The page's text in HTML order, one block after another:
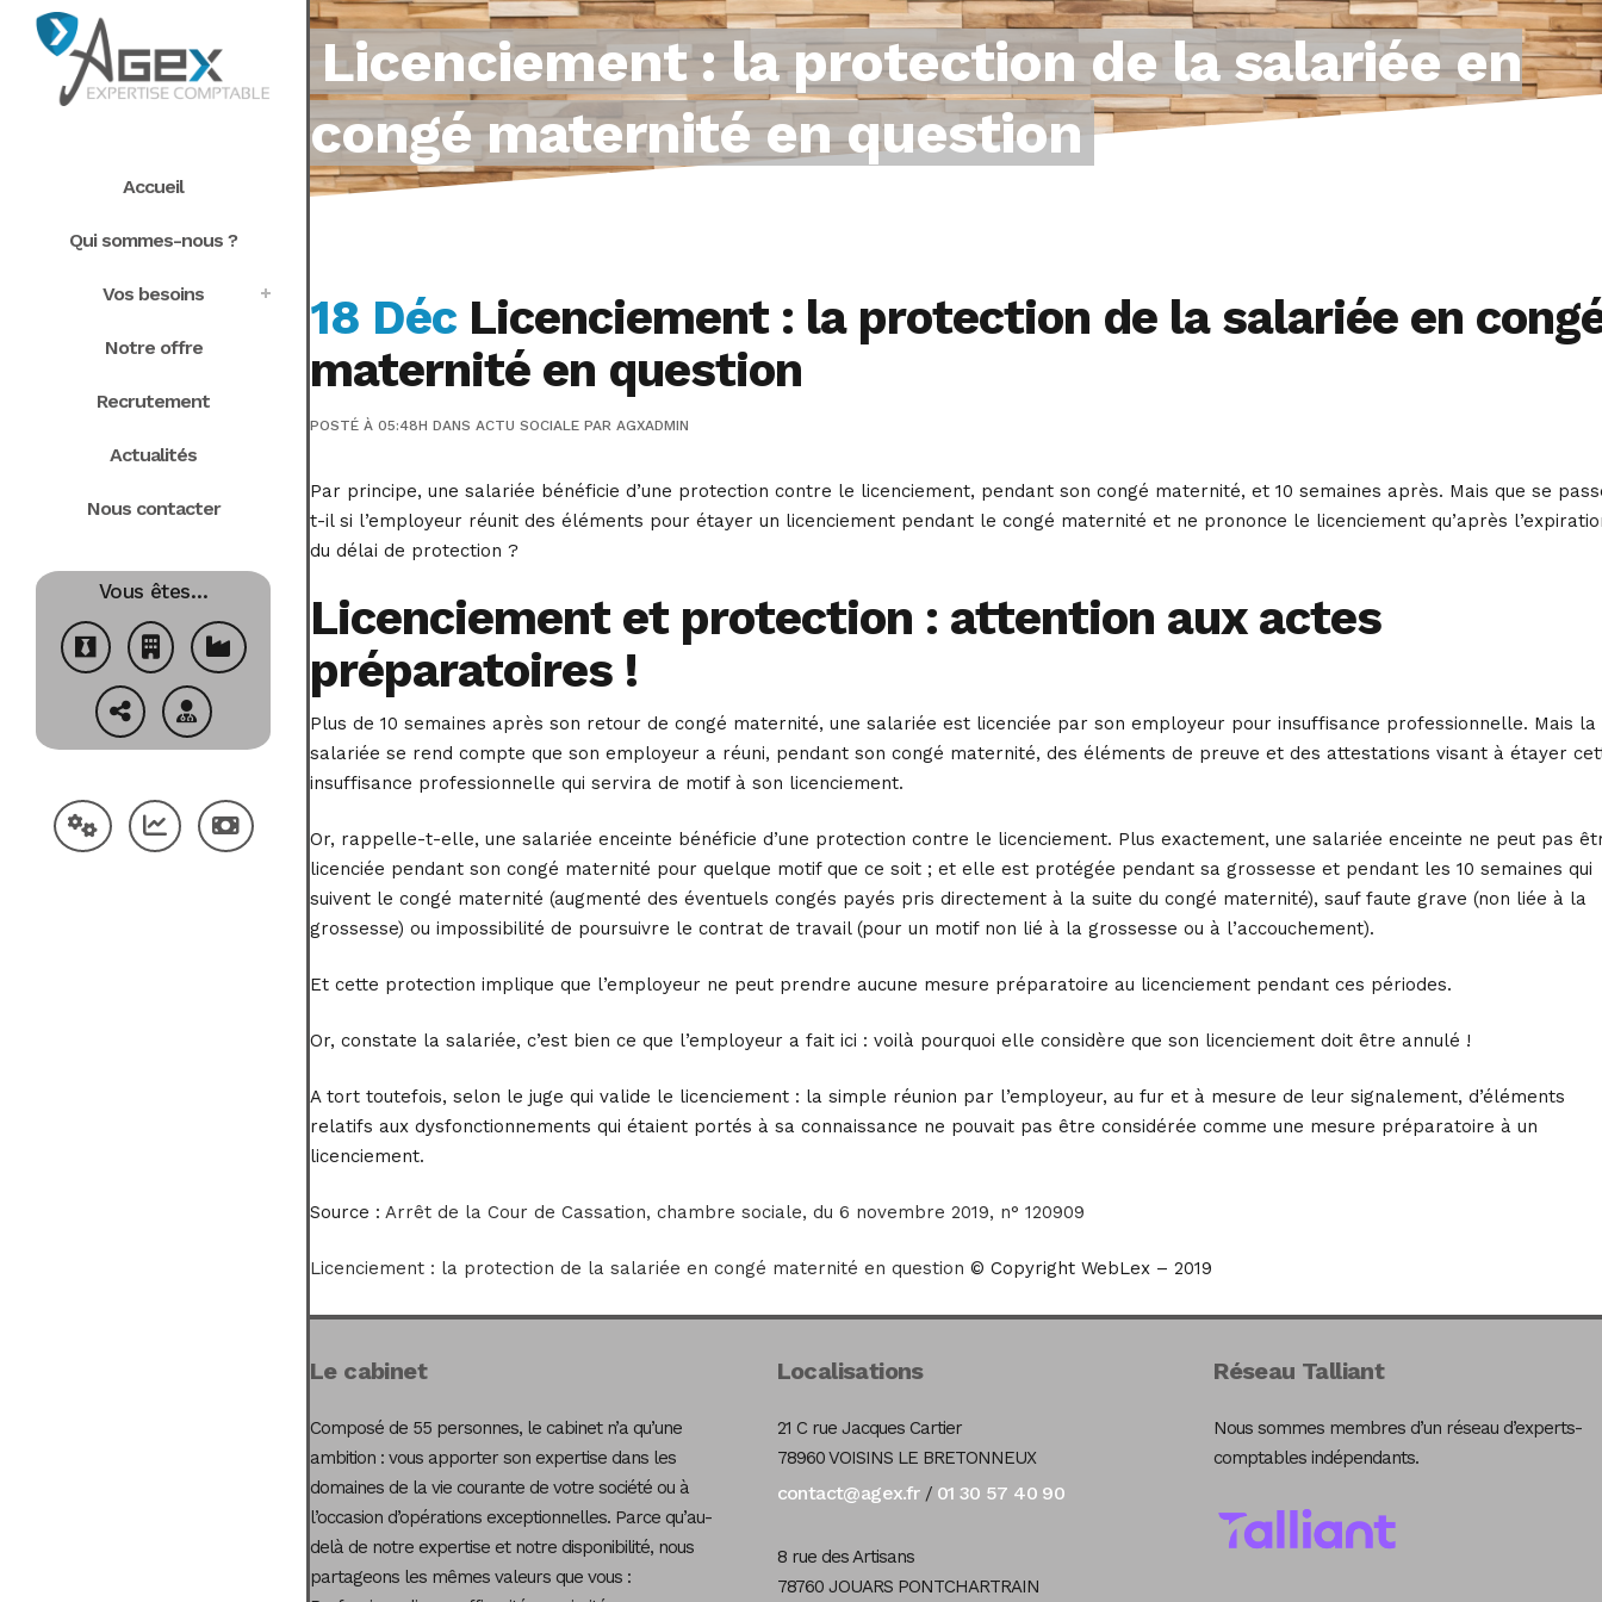
Accueil
Qui sommes-nous ?
Vos besoins
Notre offre
Recrutement
Actualités
Nous contacter
Vous êtes…
Licenciement : la protection de la salariée en
congé maternité en question
18 Déc Licenciement : la protection de la salariée en
maternité en question
POSTÉ À 05:48H DANS ACTU SOCIALE PAR AGXADMIN
Par principe, une salariée bénéficie d’une protection contre le licenciement, pendant son congé maternité, et 10 semaines après. Mais que se
t-il si l’employeur réunit des éléments pour étayer un licenciement pendant le congé maternité et ne prononce le licenciement qu’après
du délai de protection ?
Licenciement et protection : attention aux actes
préparatoires !
Plus de 10 semaines après son retour de congé maternité, une salariée est licenciée par son employeur pour insuffisance professionnelle. Mais la
salariée se rend compte que son employeur a réuni, pendant son congé maternité, des éléments de preuve et des attestations visant à étayer
insuffisance professionnelle qui servira de motif à son licenciement.
Or, rappelle-t-elle, une salariée enceinte bénéficie d’une protection contre le licenciement. Plus exactement, une salariée enceinte ne peut pas
licenciée pendant son congé maternité pour quelque motif que ce soit ; et elle est protégée pendant sa grossesse et pendant les 10 semaines qui
suivent le congé maternité (augmenté des éventuels congés payés pris directement à la suite du congé maternité), sauf faute grave (non liée à la
grossesse) ou impossibilité de poursuivre le contrat de travail (pour un motif non lié à la grossesse ou à l’accouchement).
Et cette protection implique que l’employeur ne peut prendre aucune mesure préparatoire au licenciement pendant ces périodes.
Or, constate la salariée, c’est bien ce que l’employeur a fait ici : voilà pourquoi elle considère que son licenciement doit être annulé !
A tort toutefois, selon le juge qui valide le licenciement : la simple réunion par l’employeur, au fur et à mesure de leur signalement, d’éléments
relatifs aux dysfonctionnements qui étaient portés à sa connaissance ne pouvait pas être considérée comme une mesure préparatoire à un
licenciement.
Source : Arrêt de la Cour de Cassation, chambre sociale, du 6 novembre 2019, n° 120909
Licenciement : la protection de la salariée en congé maternité en question © Copyright WebLex – 2019
Le cabinet
Composé de 55 personnes, le cabinet n’a qu’une
ambition : vous apporter son expertise dans les
domaines de la vie courante de votre société ou à
l’occasion d’opérations exceptionnelles. Parce qu’au-
delà de notre expertise et notre disponibilité, nous
partageons les mêmes valeurs que vous :
Localisations
21 C rue Jacques Cartier
78960 VOISINS LE BRETONNEUX
contact@agex.fr/ 01 30 57 40 90
8 rue des Artisans
78760 JOUARS PONTCHARTRAIN
Réseau Talliant
Nous sommes membres d’un réseau d’experts-
comptables indépendants.